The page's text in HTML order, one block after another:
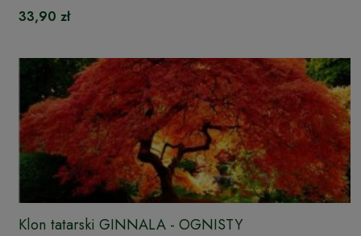
33,90 zł
Klon tatarski GINNALA - OGNISTY